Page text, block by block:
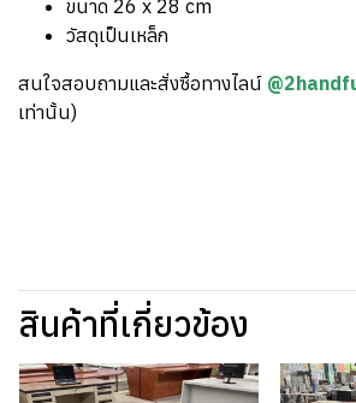
ขนาด 26 x 28 cm
วัสดุเป็นเหล็ก
สนใจสอบถามและสั่งซื้อทางไลน์
เท่านั้น)
สินค้าที่เกี่ยวข้อง